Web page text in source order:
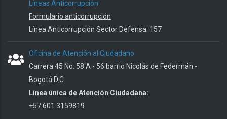
Líneas Anticorrupción
Formulario anticorrupción
Línea Anticorrupción Sector Defensa: 157
Oficina de Atención al Ciudadano
Carrera 45 No. 58 A - 56 barrio Nicolás de Federmán -
Bogotá D.C.
Línea única de Atención Ciudadana:
+57 601 3159819